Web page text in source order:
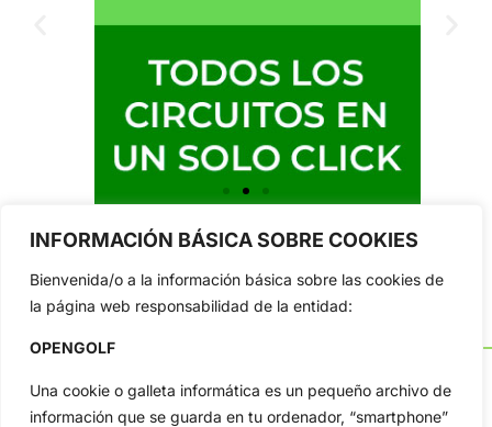
INFORMACIÓN BÁSICA SOBRE COOKIES
Bienvenida/o a la información básica sobre las cookies de
la página web responsabilidad de la entidad:
OPENGOLF
Una cookie o galleta informática es un pequeño archivo de
información que se guarda en tu ordenador, “smartphone”